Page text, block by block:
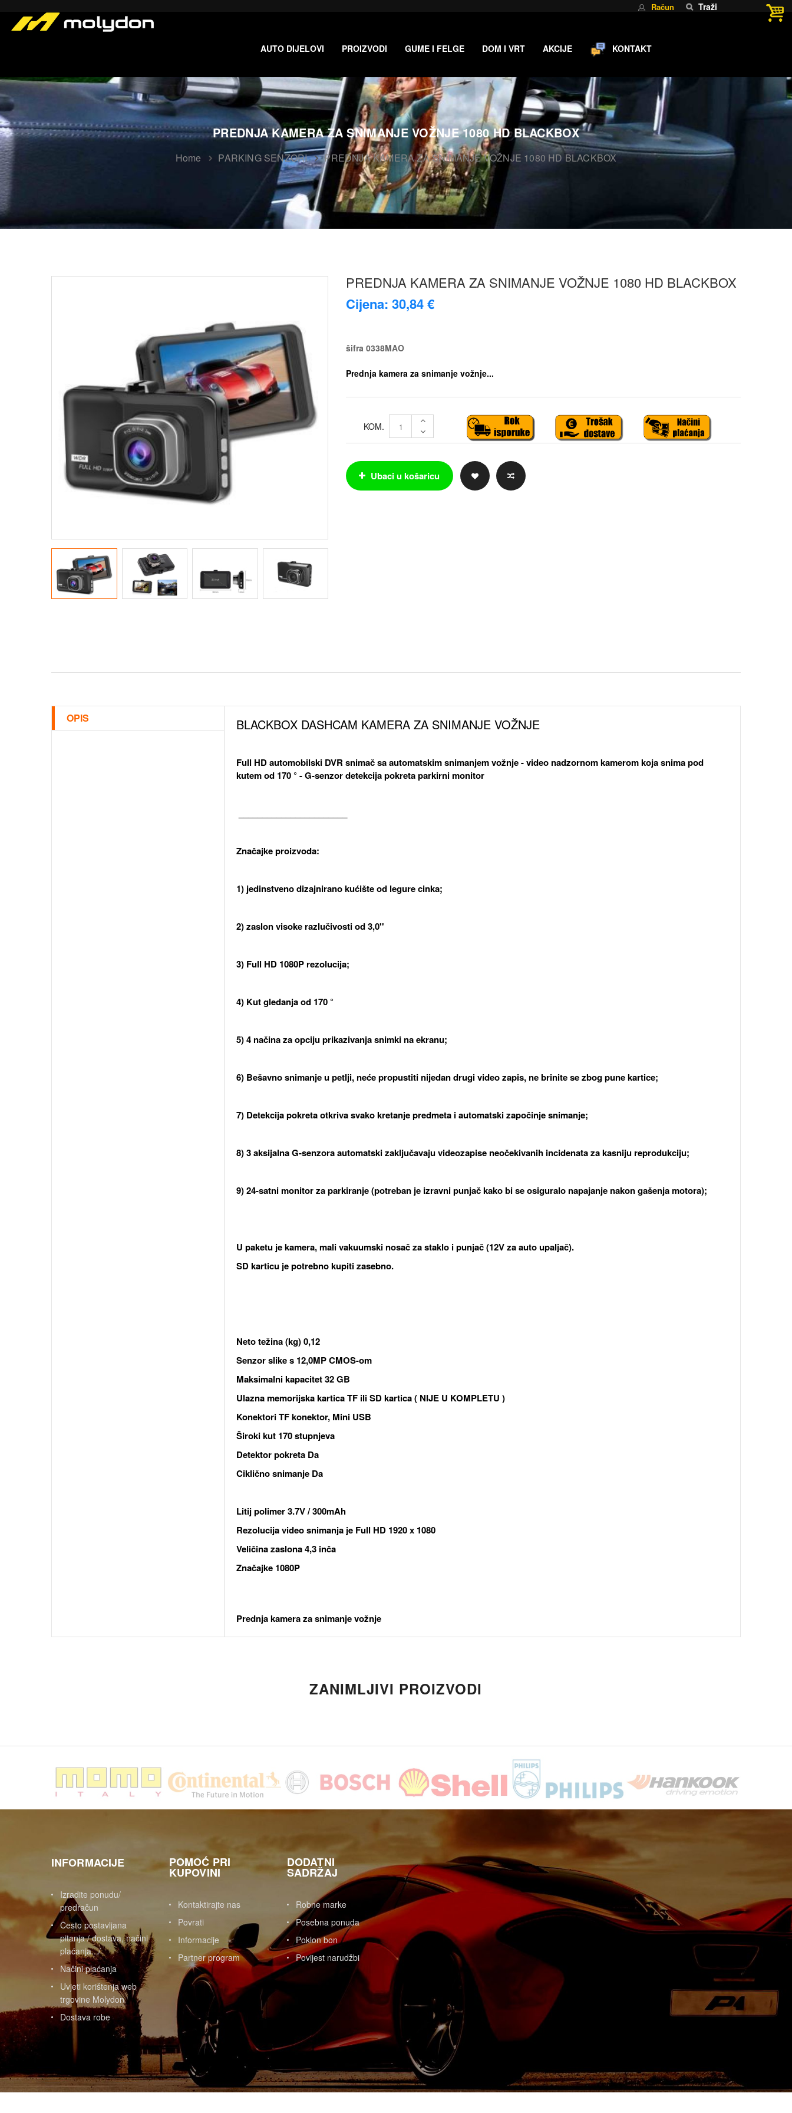
Račun Traži
AUTO DIJELOVI PROIZVODI GUME I FELGE DOM I VRT AKCIJE KONTAKT
PREDNJA KAMERA ZA SNIMANJE VOŽNJE 1080 HD BLACKBOX
Home PARKING SENZORI PREDNJA KAMERA ZA SNIMANJE VOŽNJE 1080 HD BLACKBOX
PREDNJA KAMERA ZA SNIMANJE VOŽNJE 1080 HD BLACKBOX
Cijena: 30,84 €
šifra 0338MAO
Prednja kamera za snimanje vožnje...
KOM.
OPIS BLACKBOX DASHCAM KAMERA ZA SNIMANJE VOŽNJE
Full HD automobilski DVR snimač sa automatskim snimanjem vožnje - video nadzornom kamerom koja snima pod
kutem od 170 ° - G-senzor detekcija pokreta parkirni monitor
Značajke proizvoda:
1) jedinstveno dizajnirano kućište od legure cinka;
2) zaslon visoke razlučivosti od 3,0''
3) Full HD 1080P rezolucija;
4) Kut gledanja od 170 °
5) 4 načina za opciju prikazivanja snimki na ekranu;
6) Bešavno snimanje u petlji, neće propustiti nijedan drugi video zapis, ne brinite se zbog pune kartice;
7) Detekcija pokreta otkriva svako kretanje predmeta i automatski započinje snimanje;
8) 3 aksijalna G-senzora automatski zaključavaju videozapise neočekivanih incidenata za kasniju reprodukciju;
9) 24-satni monitor za parkiranje (potreban je izravni punjač kako bi se osiguralo napajanje nakon gašenja motora);
U paketu je kamera, mali vakuumski nosač za staklo i punjač (12V za auto upaljač).
SD karticu je potrebno kupiti zasebno.
Neto težina (kg) 0,12
Senzor slike s 12,0MP CMOS-om
Maksimalni kapacitet 32 ​​GB
Ulazna memorijska kartica TF ili SD kartica ( NIJE U KOMPLETU )
Konektori TF konektor, Mini USB
Široki kut 170 stupnjeva
Detektor pokreta Da
Ciklično snimanje Da
Litij polimer 3.7V / 300mAh
Rezolucija video snimanja je Full HD 1920 x 1080
Veličina zaslona 4,3 inča
Značajke 1080P
Prednja kamera za snimanje vožnje
ZANIMLJIVI PROIZVODI
INFORMACIJE
Izradite ponudu/
predračun
Često postavljana
pitanja / dostava, načini
plaćanja.../
Načini plaćanja
Uvjeti korištenja web
trgovine Molydon
Dostava robe
POMOĆ PRI
KUPOVINI
Kontaktirajte nas
Povrati
Informacije
Partner program
DODATNI
SADRŽAJ
Robne marke
Posebna ponuda
Poklon bon
Povijest narudžbi